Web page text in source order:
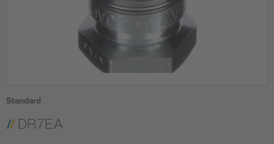
Standard
DR7EA